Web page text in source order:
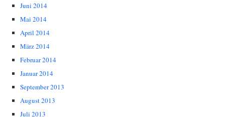
Juni 2014
Mai 2014
April 2014
März 2014
Februar 2014
Januar 2014
September 2013
August 2013
Juli 2013